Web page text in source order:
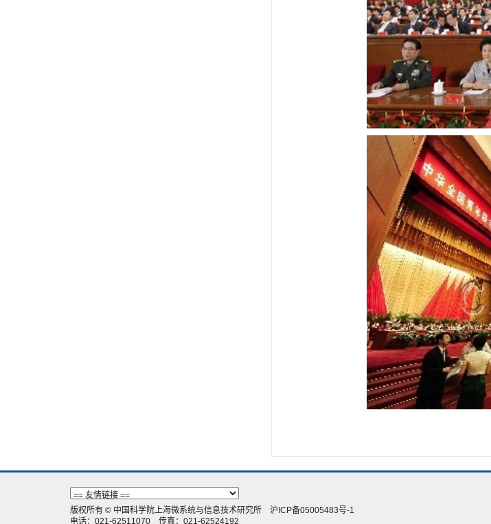
版权所有 © 中国科学院上海微系统与信息技术研究所 沪ICP备05005483号-1
电话：021-62511070 传真：021-62524192